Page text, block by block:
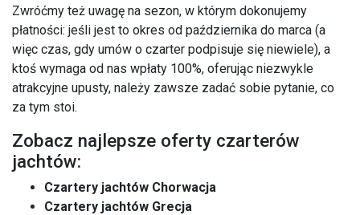
Zwróćmy też uwagę na sezon, w którym dokonujemy
płatności: jeśli jest to okres od października do marca (a
więc czas, gdy umów o czarter podpisuje się niewiele), a
ktoś wymaga od nas wpłaty 100%, oferując niezwykle
atrakcyjne upusty, należy zawsze zadać sobie pytanie, co
za tym stoi.
Zobacz najlepsze oferty czarterów
jachtów:
Czartery jachtów Chorwacja
Czartery jachtów Grecja